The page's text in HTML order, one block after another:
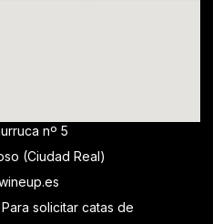
nº 5
(Ciudad Real)
solicitar catas de